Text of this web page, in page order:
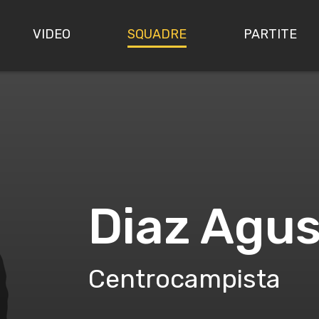
VIDEO SQUADRE PARTITE
Diaz
Centrocampista